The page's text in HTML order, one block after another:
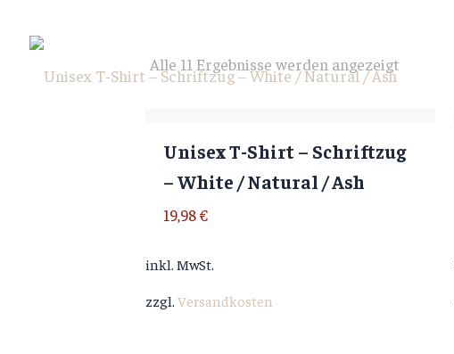
Alle 11 Ergebnisse werden angezeigt
Unisex T-Shirt – Schriftzug
– White / Natural / Ash
19,98€
inkl. MwSt.
zzgl.Versandkosten